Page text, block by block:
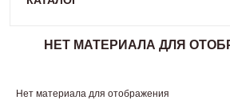
НЕТ МАТЕРИАЛА ДЛЯ
Нет материала для отображения